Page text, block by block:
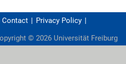
Contact
Privacy Policy
© 2026 Universität Freiburg